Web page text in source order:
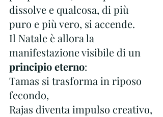
dissolve e qualcosa, di più
puro e più vero, si accende.
Il Natale è allora la
manifestazione visibile di un
principio eterno:
Tamas si trasforma in riposo
fecondo,
Rajas diventa impulso creativo,